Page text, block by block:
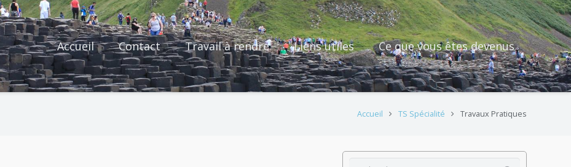
Accueil Contact Travail à rendre Liens utiles Ce que vous êtes devenus
Accueil TS Spécialité Travaux Pratiques